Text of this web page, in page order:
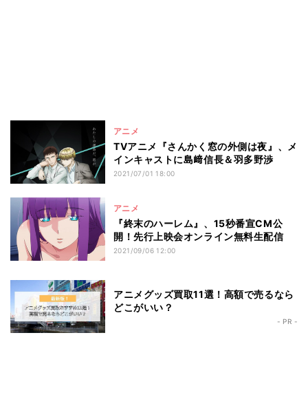
アニメ
TVアニメ『さんかく窓の外側は夜』、メ
インキャストに島﨑信長＆羽多野渉
2021/07/01 18:00
アニメ
『終末のハーレム』、15秒番宣CM公
開！先行上映会オンライン無料生配信
2021/09/06 12:00
アニメグッズ買取11選！高額で売るなら
どこがいい？
- PR -